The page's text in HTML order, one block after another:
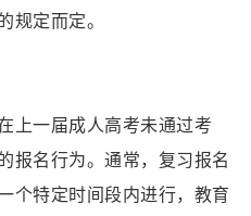
规定而定。
上一届成人高考未通过考
报名行为。通常，复习报名
个特定时间段内进行，教育